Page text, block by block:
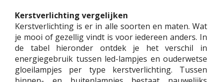
Kerstverlichting vergelijken
Kerstverlichting is er in alle soorten en maten. Wat
je mooi of gezellig vindt is voor iedereen anders. In
de tabel hieronder ontdek je het verschil in
energiegebruik tussen led-lampjes en ouderwetse
gloeilampjes per type kerstverlichting. Tussen